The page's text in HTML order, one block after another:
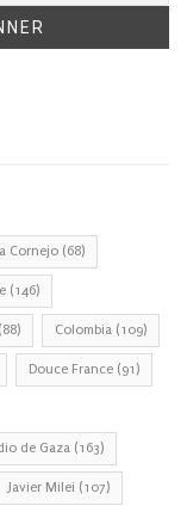
Cornejo (68)
(146)
(88) Colombia (109)
Douce France (91)
de Gaza (163)
Javier Milei (107)